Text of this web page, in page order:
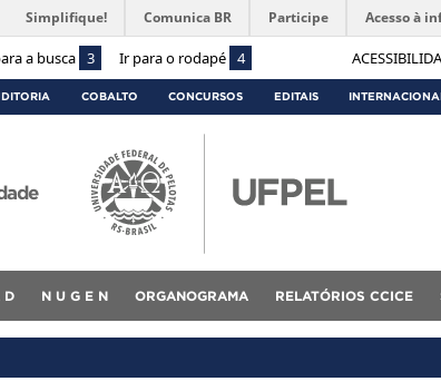
a busca 3 Ir para o rodapé 4
Simplifique! Comunica BR Participe Acesso à
COBALTO CONCURSOS EDITAIS
D N U G E N ORGANOGRAMA RELATÓRIOS CCICE